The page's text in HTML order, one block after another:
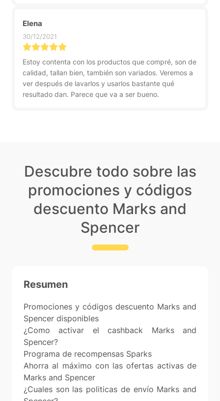
Elena
30/12/2021
Estoy contenta con los productos que compré, son de
calidad, tallan bien, también son variados. Veremos a
ver después de lavarlos y usarlos bastante qué
resultado dan. Parece que va a ser bueno.
Descubre todo sobre las
promociones y códigos
descuento Marks and
Spencer
Resumen
Promociones y códigos descuento Marks and
Spencer disponibles
¿Como activar el cashback Marks and
Spencer?
Programa de recompensas Sparks
Ahorra al máximo con las ofertas activas de
Marks and Spencer
¿Cuales son las politicas de envío Marks and